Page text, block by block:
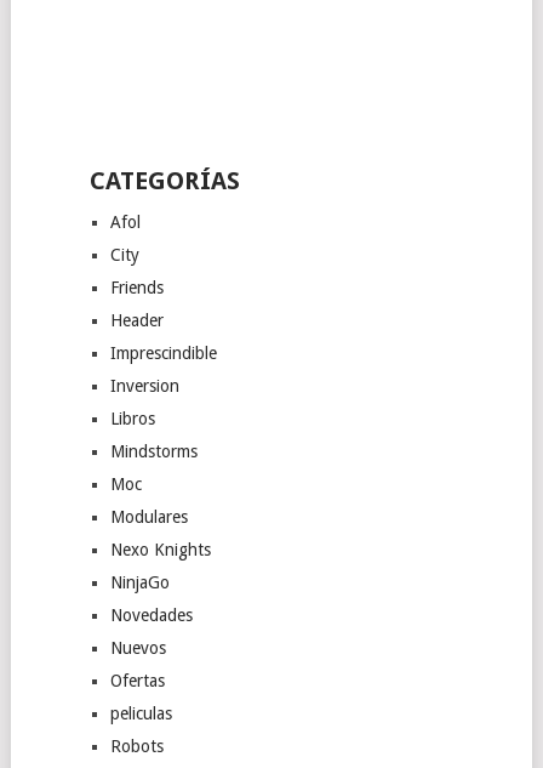
CATEGORÍAS
Afol
City
Friends
Header
Imprescindible
Inversion
Libros
Mindstorms
Moc
Modulares
Nexo Knights
NinjaGo
Novedades
Nuevos
Ofertas
peliculas
Robots